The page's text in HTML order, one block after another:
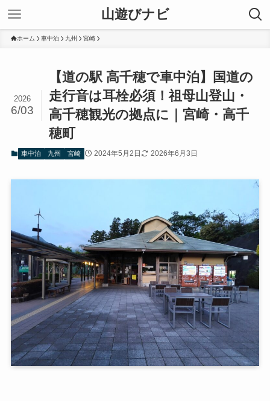
山遊びナビ
ホーム 車中泊 九州 宮崎
【道の駅 高千穂で車中泊】国道の
走行音は耳栓必須！祖母山登山・
高千穂観光の拠点に｜宮崎・高千
穂町
2026
6/03
車中泊 九州 宮崎 2024年5月2日 2026年6月3日